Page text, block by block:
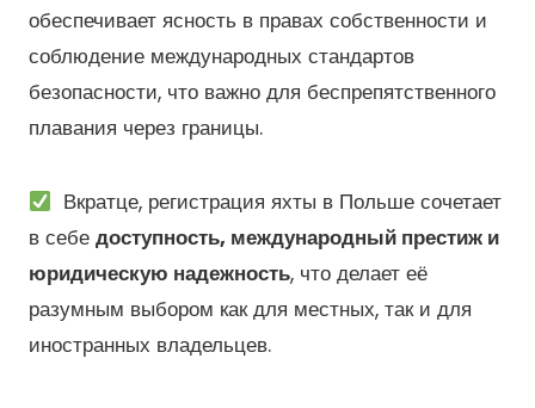
обеспечивает ясность в правах собственности и
соблюдение международных стандартов
безопасности, что важно для беспрепятственного
плавания через границы.
Вкратце, регистрация яхты в Польше сочетает
в себе доступность, международный престиж и
юридическую надежность, что делает её
разумным выбором как для местных, так и для
иностранных владельцев.